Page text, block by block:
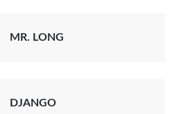
MR. LONG
DJANGO